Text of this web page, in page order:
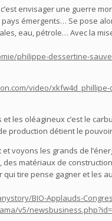
envisager une guerre
émergents… Se pose
eau, pétrole… Avec la
philippe-dessertine-
video/
les oléagineux c’est le
production détient le
voyons les grands de
matériaux de
qui tire pense gagner et les
BIO-Applauds-
v5/